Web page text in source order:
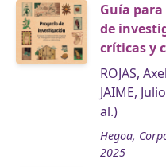
Guía
de
críticas y
ROJAS, Axel
JAIME,
al.)
Hegoa,
2025